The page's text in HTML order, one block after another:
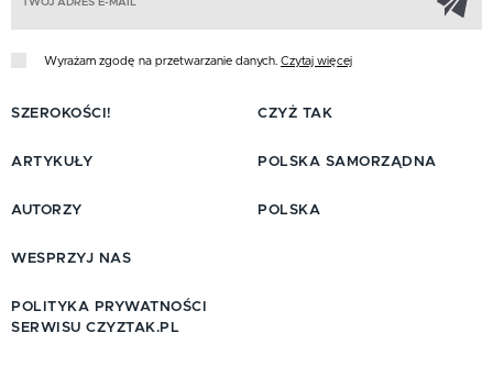
Wyrażam zgodę na przetwarzanie danych. Czytaj więcej
SZEROKOŚCI!
ARTYKUŁY
AUTORZY
CZYŻ TAK
POLSKA SAMORZĄDNA
POLSKA
WESPRZYJ NAS
POLITYKA PRYWATNOŚCI
SERWISU CZYZTAK.PL